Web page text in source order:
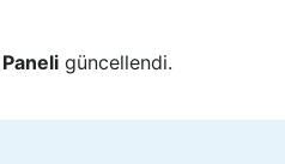
güncellendi.